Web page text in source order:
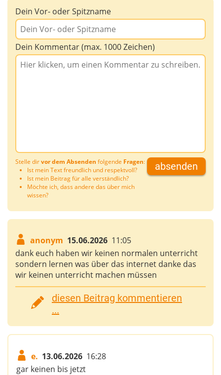
Dein Vor- oder Spitzname
Dein Kommentar (max. 1000 Zeichen)
Stelle dirvor dem Absenden folgende Fragen:
Ist mein Text freundlich und respektvoll?
Ist mein Beitrag für alle verständlich?
Möchte ich, dass andere das über mich
wissen?
absenden
anonym 15.06.2026 11:05
dank euch haben wir keinen normalen unterricht
sondern lernen was über das internet danke das
wir keinen unterricht machen müssen
diesen Beitrag kommentieren
...
e. 13.06.2026 16:28
gar keinen bis jetzt